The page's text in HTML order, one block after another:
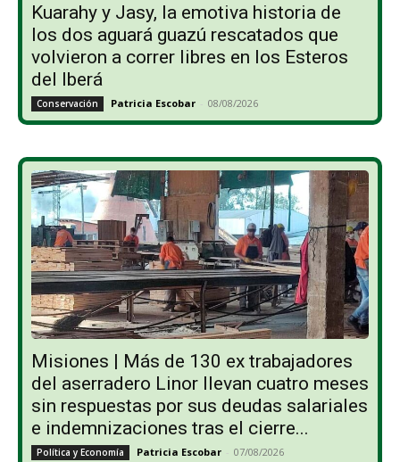
Kuarahy y Jasy, la emotiva historia de
los dos aguará guazú rescatados que
volvieron a correr libres en los Esteros
del Iberá
Conservación Patricia Escobar - 08/08/2026
Misiones | Más de 130 ex trabajadores
del aserradero Linor llevan cuatro meses
sin respuestas por sus deudas salariales
e indemnizaciones tras el cierre...
Política y Economía Patricia Escobar - 07/08/2026